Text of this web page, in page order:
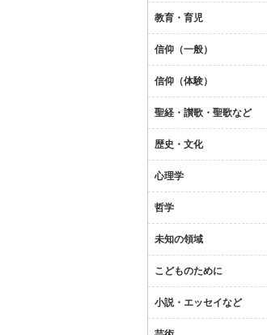
教育・育児
信仰（一般）
信仰（体験）
聖経・讃歌・聖歌など
歴史・文化
心理学
哲学
未知の領域
こどものために
小説・エッセイなど